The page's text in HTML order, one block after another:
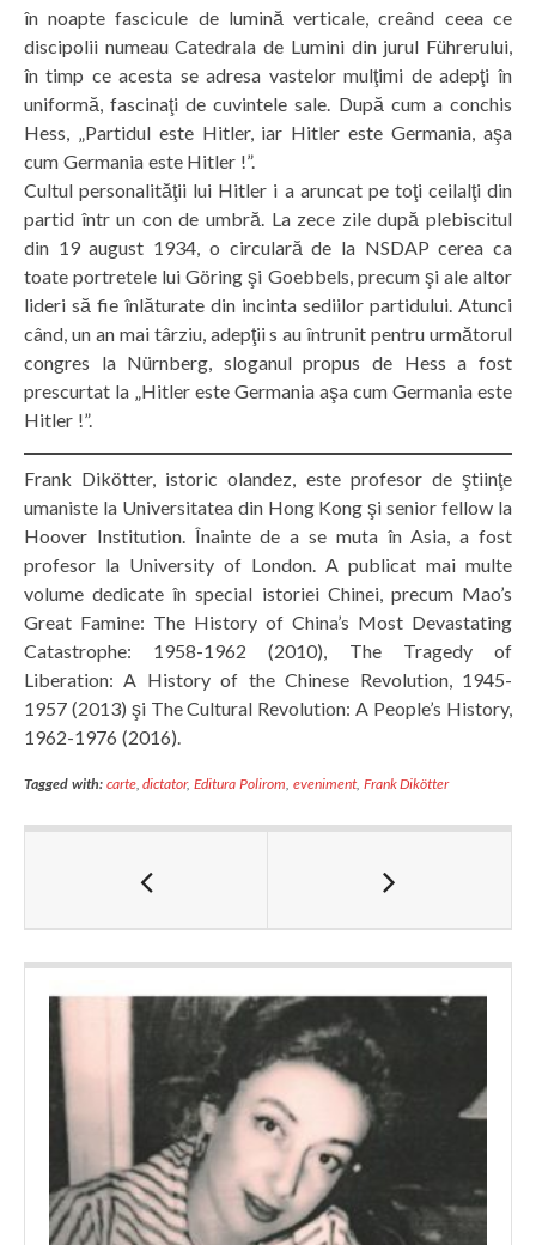
în noapte fascicule de lumină verticale, creând ceea ce
discipolii numeau Catedrala de Lumini din jurul Führerului,
în timp ce acesta se adresa vastelor mulţimi de adepţi în
uniformă, fascinaţi de cuvintele sale. După cum a conchis
Hess, „Partidul este Hitler, iar Hitler este Germania, aşa
cum Germania este Hitler !”.
Cultul personalităţii lui Hitler i a aruncat pe toţi ceilalţi din
partid într un con de umbră. La zece zile după plebiscitul
din 19 august 1934, o circulară de la NSDAP cerea ca
toate portretele lui Göring şi Goebbels, precum şi ale altor
lideri să fie înlăturate din incinta sediilor partidului. Atunci
când, un an mai târziu, adepţii s au întrunit pentru următorul
congres la Nürnberg, sloganul propus de Hess a fost
prescurtat la „Hitler este Germania aşa cum Germania este
Hitler !”.
Frank Dikötter, istoric olandez, este profesor de ştiinţe
umaniste la Universitatea din Hong Kong şi senior fellow la
Hoover Institution. Înainte de a se muta în Asia, a fost
profesor la University of London. A publicat mai multe
volume dedicate în special istoriei Chinei, precum Mao’s
Great Famine: The History of China’s Most Devastating
Catastrophe: 1958-1962 (2010), The Tragedy of
Liberation: A History of the Chinese Revolution, 1945-
1957 (2013) şi The Cultural Revolution: A People’s History,
1962-1976 (2016).
Tagged with: carte,dictator,Editura Polirom, eveniment, Frank Dikötter